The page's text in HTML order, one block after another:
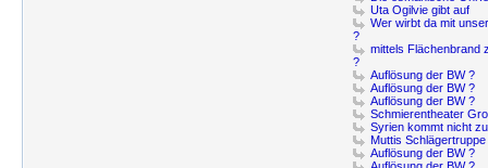
Uta Ogilvie gibt auf
Wer wirbt da mit
?
mittels Flächenbrand
?
Auflösung der BW ?
Auflösung der BW ?
Auflösung der BW ?
Schmierentheater
Syrien kommt nicht
Muttis Schlägertruppe
Auflösung der BW ?